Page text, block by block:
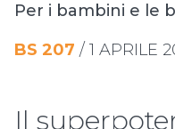
Per i bambini e le
BS 207 / 1 APRILE
Il